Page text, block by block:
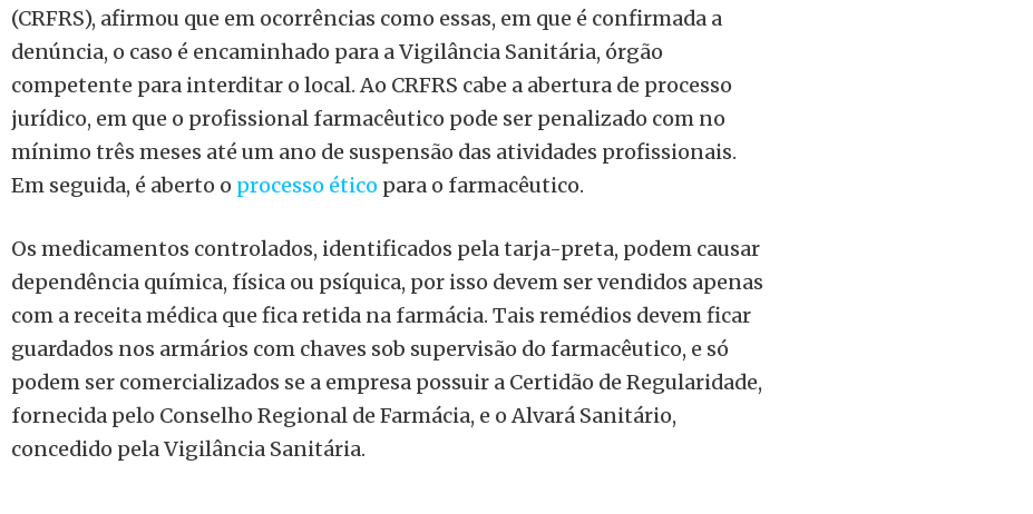
(CRFRS), afirmou que em ocorrências como essas, em que é confirmada a
denúncia, o caso é encaminhado para a Vigilância Sanitária, órgão
competente para interditar o local. Ao CRFRS cabe a abertura de processo
jurídico, em que o profissional farmacêutico pode ser penalizado com no
mínimo três meses até um ano de suspensão das atividades profissionais.
Em seguida, é aberto o processo ético para o farmacêutico.
Os medicamentos controlados, identificados pela tarja-preta, podem causar
dependência química, física ou psíquica, por isso devem ser vendidos apenas
com a receita médica que fica retida na farmácia. Tais remédios devem ficar
guardados nos armários com chaves sob supervisão do farmacêutico, e só
podem ser comercializados se a empresa possuir a Certidão de Regularidade,
fornecida pelo Conselho Regional de Farmácia, e o Alvará Sanitário,
concedido pela Vigilância Sanitária.